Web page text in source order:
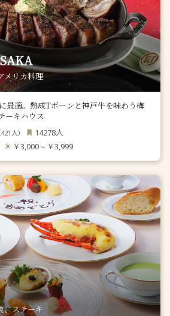
メリカ料理
最適。熟成Tボーンと神戸牛を味わう梅
ーキハウス
421 人） 14278人
￥3,000～￥3,999
、ステーキ